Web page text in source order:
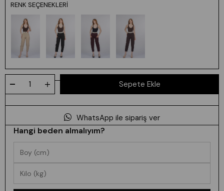
RENK SEÇENEKLERI
WhatsApp ile sipariş ver
Hangi beden almalıyım?